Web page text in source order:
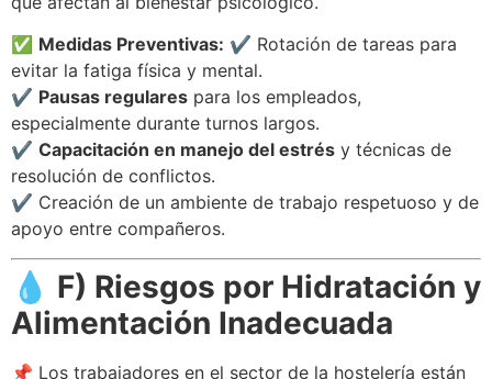
✅ Medidas Preventivas: ✔️ Rotación de tareas para
evitar la fatiga física y mental.
✔️ Pausas regulares para los empleados,
especialmente durante turnos largos.
✔️ Capacitación en manejo del estrés y técnicas de
resolución de conflictos.
✔️ Creación de un ambiente de trabajo respetuoso y de
apoyo entre compañeros.
💧 F) Riesgos por Hidratación y
Alimentación Inadecuada
📌 Los trabajadores en el sector de la hostelería están